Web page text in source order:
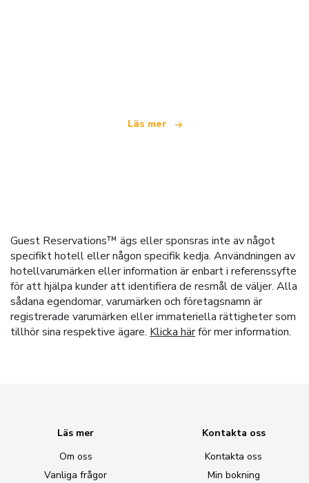
Läs mer
Guest Reservations™ ägs eller sponsras inte av något
specifikt hotell eller någon specifik kedja. Användningen av
hotellvarumärken eller information är enbart i referenssyfte
för att hjälpa kunder att identifiera de resmål de väljer. Alla
sådana egendomar, varumärken och företagsnamn är
registrerade varumärken eller immateriella rättigheter som
tillhör sina respektive ägare. Klicka härför mer information.
Läs mer
Om oss
Vanliga frågor
Kontakta oss
Kontakta oss
Min bokning